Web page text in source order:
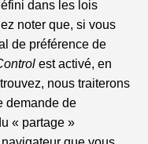
dans les lois
noter que, si vous
de préférence de
est activé, en
nous traiterons
demande de
« partage »